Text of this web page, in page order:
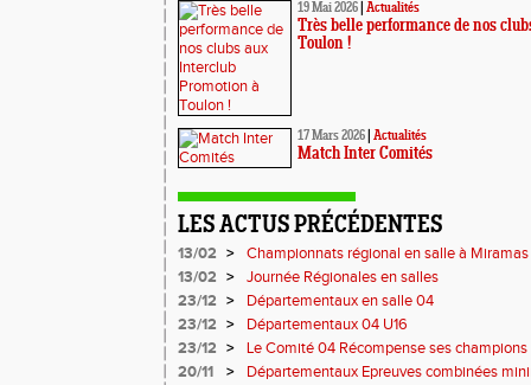
19 Mai 2026 Actualités
Très belle performance de nos
Toulon !
17 Mars 2026 Actualités
Match Inter Comités
LES ACTUS PRÉCÉDENTES
13/02 >
Championnats régional en salle à Miramas
13/02 >
Journée Régionales en salles
23/12 >
Départementaux en salle 04
23/12 >
Départementaux 04 U16
23/12 >
Le Comité 04 Récompense ses champions
20/11
>
Départementaux Epreuves combinées